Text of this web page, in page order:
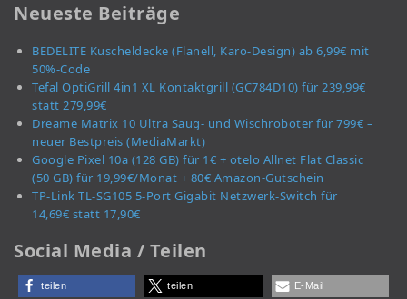
Neueste Beiträge
BEDELITE Kuscheldecke (Flanell, Karo-Design) ab 6,99€ mit
50%-Code
Tefal OptiGrill 4in1 XL Kontaktgrill (GC784D10) für 239,99€
statt 279,99€
Dreame Matrix 10 Ultra Saug- und Wischroboter für 799€ –
neuer Bestpreis (MediaMarkt)
Google Pixel 10a (128 GB) für 1€ + otelo Allnet Flat Classic
(50 GB) für 19,99€/Monat + 80€ Amazon-Gutschein
TP-Link TL-SG105 5-Port Gigabit Netzwerk-Switch für
14,69€ statt 17,90€
Social Media / Teilen
teilen teilen E-Mail